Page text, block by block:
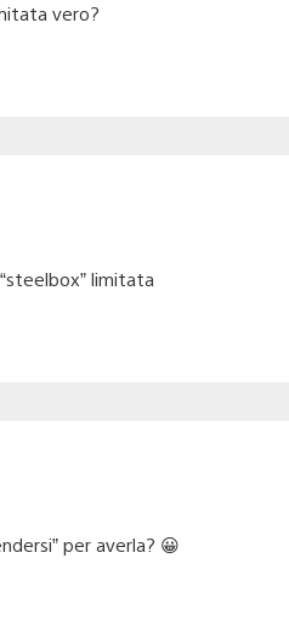
vero?
limitata
per averla? 😀